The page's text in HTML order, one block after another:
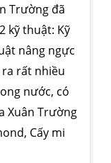
Trường đã
kỹ thuật: Kỹ
nâng ngực
rất nhiều
nước, có
Xuân Trường
Cấy mi